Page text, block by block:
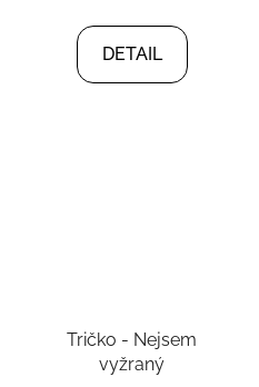
DETAIL
Tričko - Nejsem
vyžraný